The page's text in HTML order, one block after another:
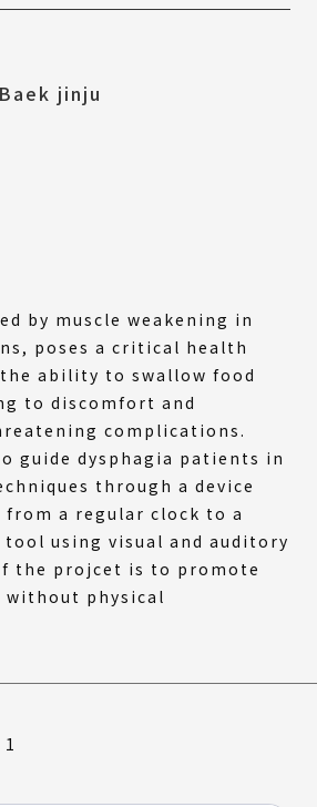
jinju
by muscle weakening in
poses a critical health
ability to swallow food
to discomfort and
complications.
to guide dysphagia patients in
through a device
a regular clock to a
using visual and auditory
the projcet is to promote
physical